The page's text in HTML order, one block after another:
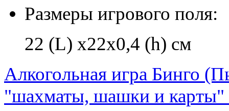
Размеры игрового поля:
22 (L) х22х0,4 (h) см
Алкогольная игра Бинго
"шахматы, шашки и